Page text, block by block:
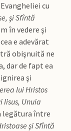
cu
şi Sfîntă
în vedere şi
e adevărat
obişnuită ne
dar de fapt ea
şi
lui Hristos
Iisus, Unuia
legătura între
şi Sfîntă